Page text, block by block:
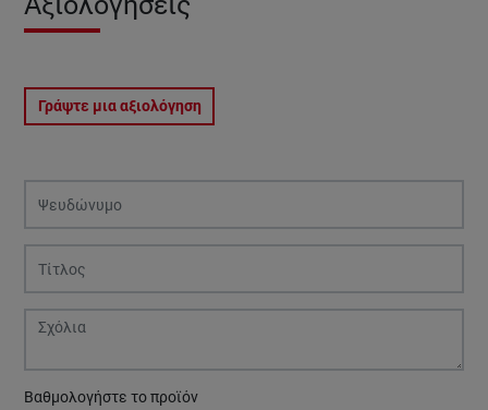
Γράψτε μια αξιολόγηση
Βαθμολογήστε το προϊόν